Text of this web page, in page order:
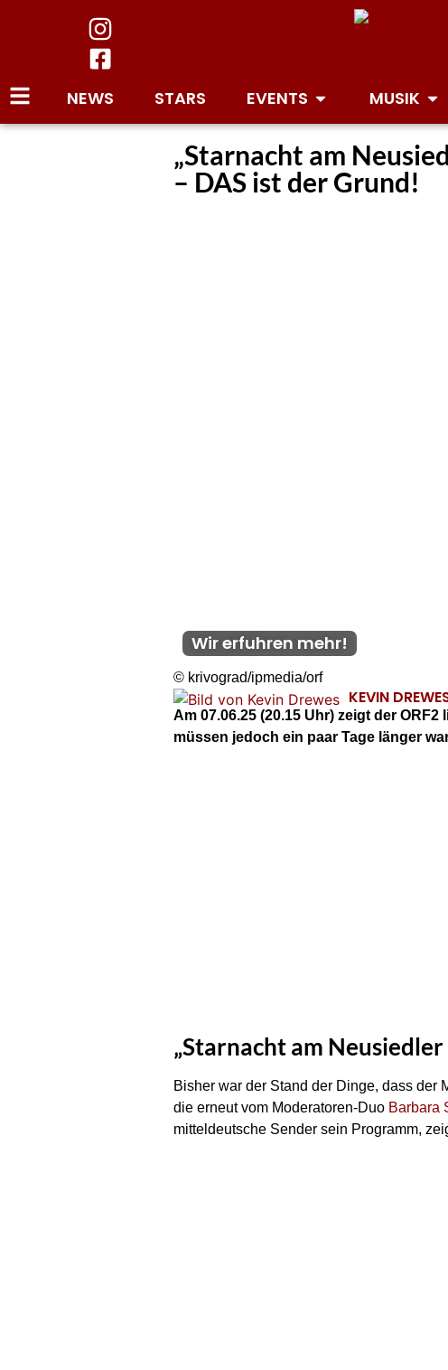
NEWS STARS EVENTS MUSIK
„Starnacht am
– DAS ist der Grund!
Wir erfuhren mehr!
© krivograd/ipmedia/orf
KEVIN
Am 07.06.25 (20.15 Uhr) zeigt der
müssen jedoch ein paar Tage länger
„Starnacht am
Bisher war der Stand der Dinge, dass der
die erneut vom Moderatoren-Duo Barbara
mitteldeutsche Sender sein Programm,